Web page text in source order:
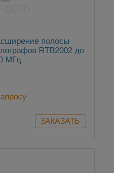
полосы
RTB2002 до
МГц